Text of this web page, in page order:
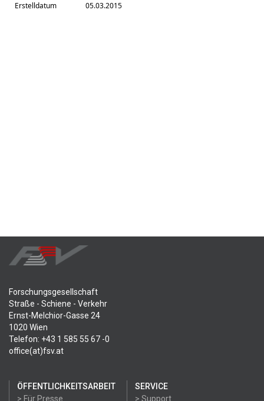
Erstelldatum 05.03.2015
Forschungsgesellschaft
Straße - Schiene - Verkehr
Ernst-Melchior-Gasse 24
1020 Wien
Telefon: +43 1 585 55 67 -0
office(at)fsv.at
ÖFFENTLICHKEITSARBEIT
> Für Presse
SERVICE
> Support